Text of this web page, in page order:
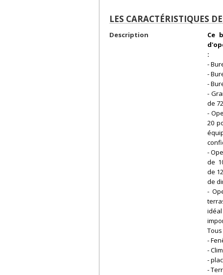
LES CARACTÉRISTIQUES
Description
Ce
:
-
-
-
-
de
-
20
-
de
de
de
-
-
-
-
-